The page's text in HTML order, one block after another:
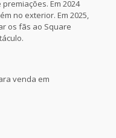
Em 2024
no exterior. Em 2025,
os fãs ao Square
venda em